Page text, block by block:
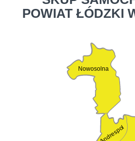
POWIAT ŁÓDZKI
Nowosolna
Andrespol